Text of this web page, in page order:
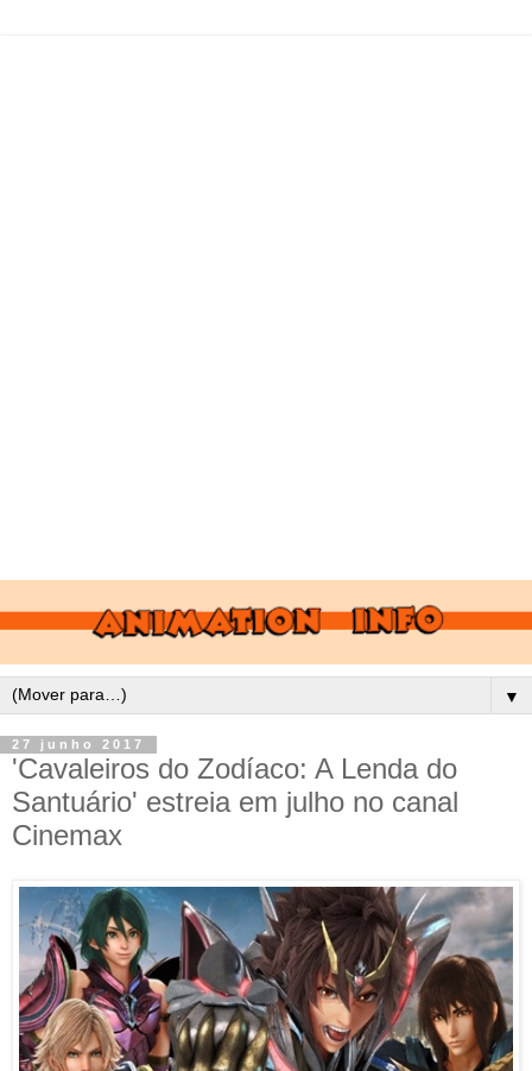
▼
27 junho 2017
'Cavaleiros do Zodíaco: A Lenda do
Santuário' estreia em julho no canal
Cinemax